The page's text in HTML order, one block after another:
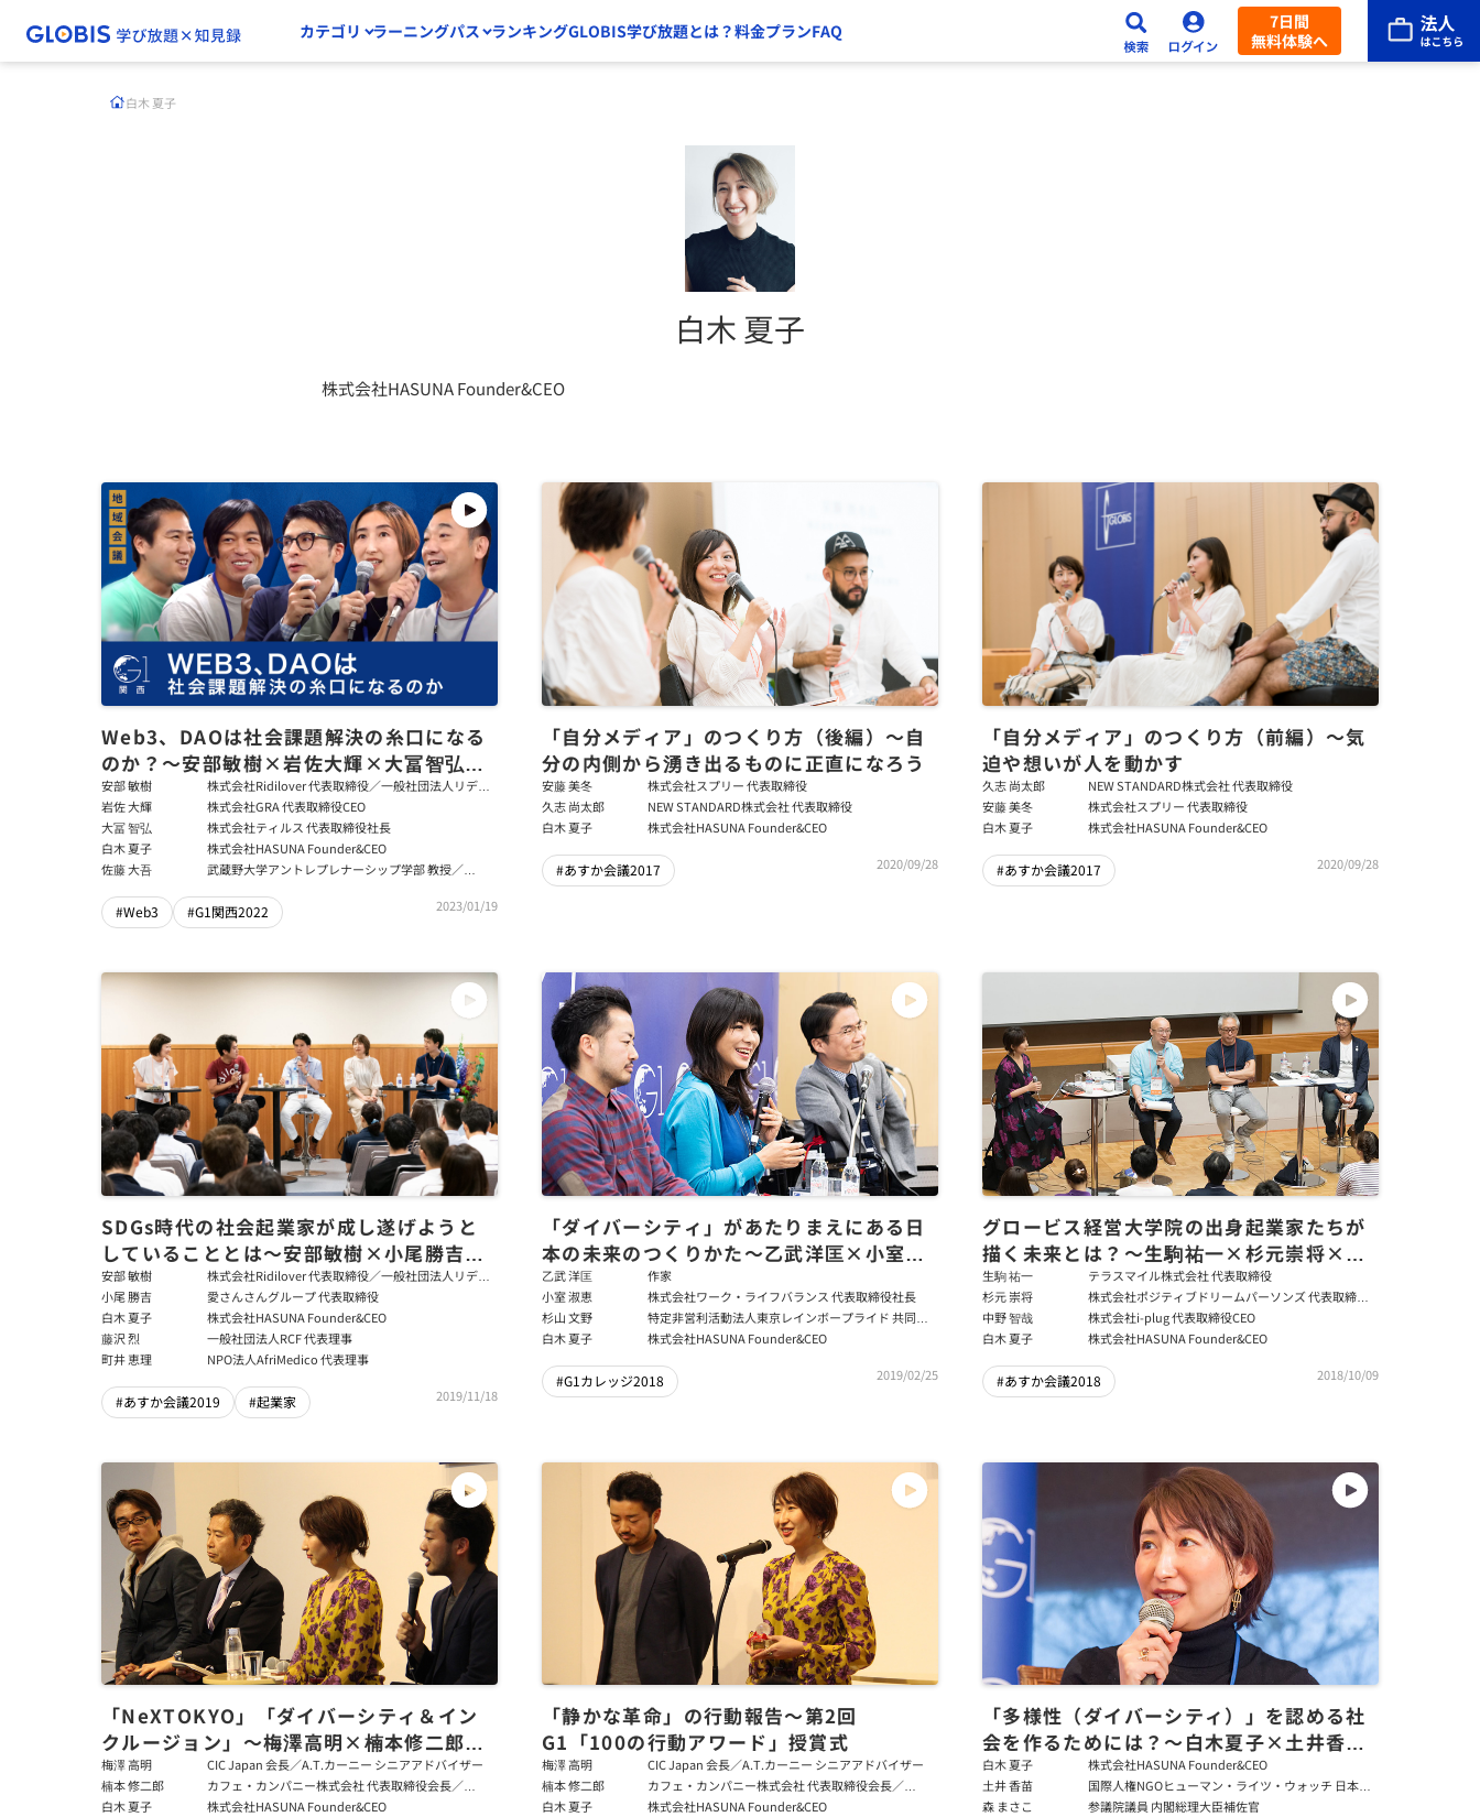
カテゴリ ラーニングパス ランキングGLOBIS学び放題とは？料金プランFAQ
7日間
無料体験へ
白木 夏子
白木 夏子
株式会社HASUNA Founder&CEO
Web3、DAOは社会課題解決の糸口になる
のか？～安部敏樹×岩佐大輝×大冨智弘×
白木夏子×佐藤大吾
安部 敏樹
株式会社Ridilover 代表取締役／一般社団法人リディ
ラバ 代表理事
岩佐 大輝
株式会社GRA 代表取締役CEO
大冨 智弘
株式会社ティルス 代表取締役社長
白木 夏子
株式会社HASUNA Founder&CEO
佐藤 大吾
武蔵野大学アントレプレナーシップ学部 教授／
#Web3 #G1関西2022 2023/01/19
「自分メディア」のつくり方（後編）〜自
分の内側から湧き出るものに正直になろう
安藤 美冬
株式会社スプリー 代表取締役
久志 尚太郎
NEW STANDARD株式会社 代表取締役
白木 夏子
株式会社HASUNA Founder&CEO
#あすか会議2017 2020/09/28
「自分メディア」のつくり方（前編）〜気
迫や想いが人を動かす
久志 尚太郎
NEW STANDARD株式会社 代表取締役
安藤 美冬
株式会社スプリー 代表取締役
白木 夏子
株式会社HASUNA Founder&CEO
#あすか会議2017 2020/09/28
SDGs時代の社会起業家が成し遂げようと
していることとは～安部敏樹×小尾勝吉×
白木夏子×藤沢烈×町井恵理
安部 敏樹
株式会社Ridilover 代表取締役／一般社団法人リディ
ラバ 代表理事
小尾 勝吉
愛さんさんグループ 代表取締役
白木 夏子
株式会社HASUNA Founder&CEO
藤沢 烈
一般社団法人RCF 代表理事
町井 恵理
NPO法人AfriMedico 代表理事
#あすか会議2019 #起業家 2019/11/18
「ダイバーシティ」があたりまえにある日
本の未来のつくりかた～乙武洋匡×小室淑
恵×杉山文野×白木夏子
乙武 洋匡
作家
小室 淑恵
株式会社ワーク・ライフバランス 代表取締役社長
杉山 文野
特定非営利活動法人東京レインボープライド 共同代
表理事
白木 夏子 株式会社HASUNA Founder&CEO
#G1カレッジ2018 2019/02/25
グロービス経営大学院の出身起業家たちが
描く未来とは？～生駒祐一×杉元崇将×中
野智哉×白木夏子
生駒 祐一
テラスマイル株式会社 代表取締役
杉元 崇将
株式会社ポジティブドリームパーソンズ 代表取締役
社長
中野 智哉
株式会社i-plug 代表取締役CEO
白木 夏子
株式会社HASUNA Founder&CEO
#あすか会議2018 2018/10/09
「NeXTOKYO」「ダイバーシティ＆イン
クルージョン」～梅澤高明×楠本修二郎×
白木夏子×杉山文野
梅澤 高明
CIC Japan 会長／A.T.カーニー シニアアドバイザー
楠本 修二郎
カフェ・カンパニー株式会社 代表取締役会長／
ZEROCO株式会社 代表取締役社長
白木 夏子
株式会社HASUNA Founder&CEO
「静かな革命」の行動報告～第2回
G1「100の行動アワード」授賞式
梅澤 高明
CIC Japan 会長／A.T.カーニー シニアアドバイザー
楠本 修二郎
カフェ・カンパニー株式会社 代表取締役会長／
ZEROCO株式会社 代表取締役社長
白木 夏子
株式会社HASUNA Founder&CEO
「多様性（ダイバーシティ）」を認める社
会を作るためには？～白木夏子×土井香苗
×森まさこ×柳沢正和×杉山文野
白木 夏子
株式会社HASUNA Founder&CEO
土井 香苗
国際人権NGOヒューマン・ライツ・ウォッチ 日本代
表
森 まさこ
参議院議員 内閣総理大臣補佐官